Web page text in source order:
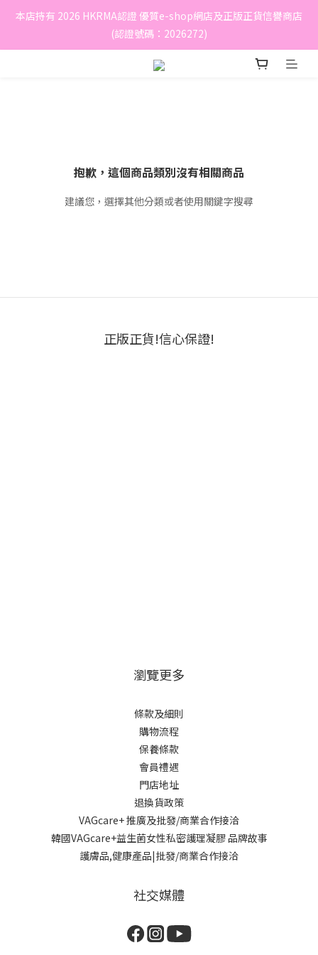
本店持有 2026 HKRMA認證 優質e-shop網店及正版正貨信譽商店
(認證號碼：2026272)
抱歉，這個商品類別沒有相關商品
建議您，選擇其他分類或者使用關鍵字搜尋
正版正貨!信心保證!
瀏覽更多
條款及細則
購物流程
保養條款
會員禮遇
門店地址
退換貨政策
VAGcare+ 推廣及批發/商業合作接洽
韓國VAGcare+益生菌女性私密護理凝膠 品牌故事
護膚品,健康產品|批發/商業合作接洽
社交媒體